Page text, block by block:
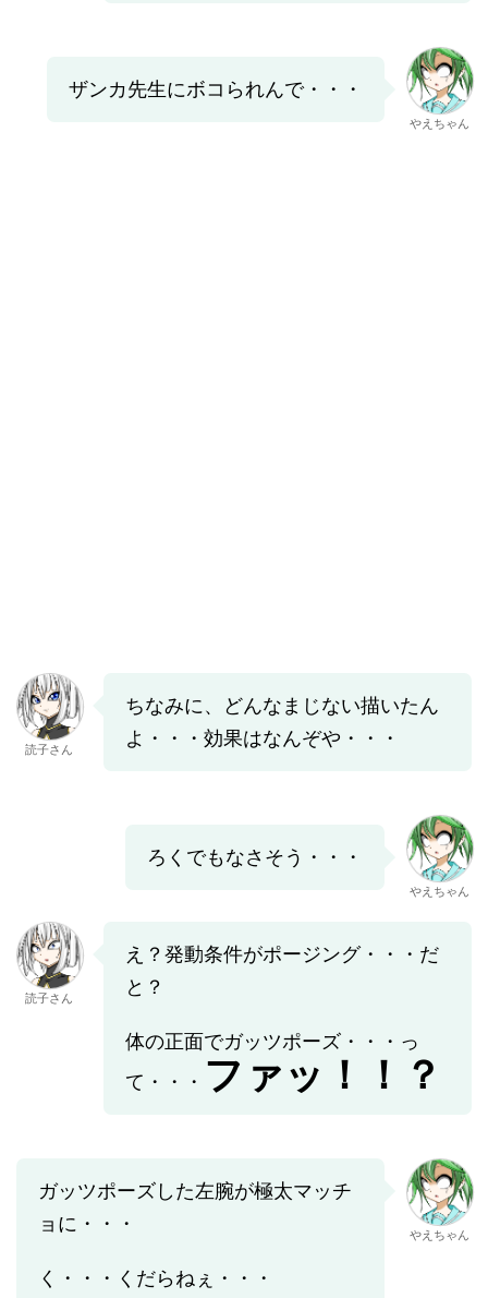
ザンカ先生にボコられんで・・・
やえちゃん
読子さん
ちなみに、どんなまじない描いたん
よ・・・効果はなんぞや・・・
ろくでもなさそう・・・
やえちゃん
読子さん
え？発動条件がポージング・・・だ
と？
体の正面でガッツポーズ・・・っ
て・・・ ファッ！！？
ガッツポーズした左腕が極太マッチ
ョに・・・
く・・・くだらねぇ・・・
やえちゃん